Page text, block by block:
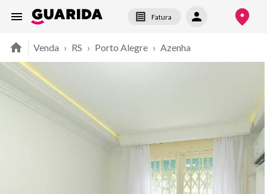
Fatura
Venda › RS › Porto Alegre › Azenha